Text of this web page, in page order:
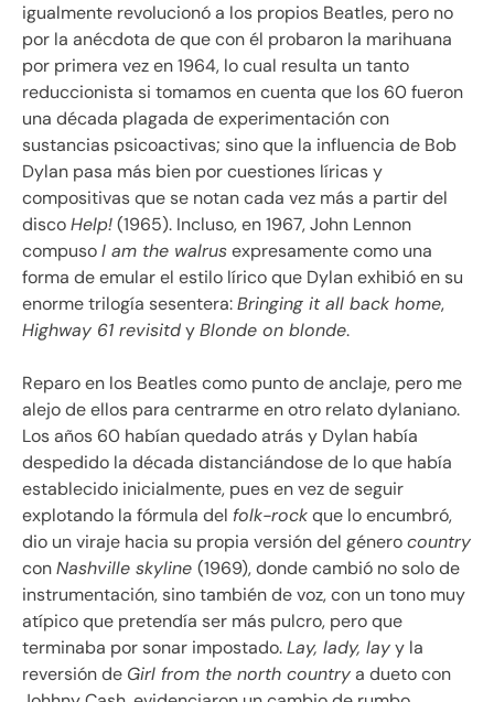
igualmente revolucionó a los propios Beatles, pero no
por la anécdota de que con él probaron la marihuana
por primera vez en 1964, lo cual resulta un tanto
reduccionista si tomamos en cuenta que los 60 fueron
una década plagada de experimentación con
sustancias psicoactivas; sino que la influencia de Bob
Dylan pasa más bien por cuestiones líricas y
compositivas que se notan cada vez más a partir del
discoHelp!(1965). Incluso, en 1967, John Lennon
compusoI am the walrusexpresamente como una
forma de emular el estilo lírico que Dylan exhibió en su
enorme trilogía sesentera:Bringing it all back home,
Highway 61 revisitdyBlonde on blonde.
Reparo en los Beatles como punto de anclaje, pero me
alejo de ellos para centrarme en otro relato dylaniano.
Los años 60 habían quedado atrás y Dylan había
despedido la década distanciándose de lo que había
establecido inicialmente, pues en vez de seguir
explotando la fórmula del folk-rockque lo encumbró,
dio un viraje hacia su propia versión del génerocountry
conNashville skyline (1969), donde cambió no solo de
instrumentación, sino también de voz, con un tono muy
atípico que pretendía ser más pulcro, pero que
terminaba por sonar impostado.Lay, lady, layy la
reversión de Girl from the north countrya dueto con